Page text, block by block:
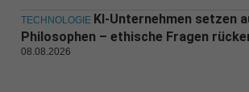
TECHNOLOGIE KI-Unternehmen setzen
Philosophen – ethische Fragen
08.08.2026